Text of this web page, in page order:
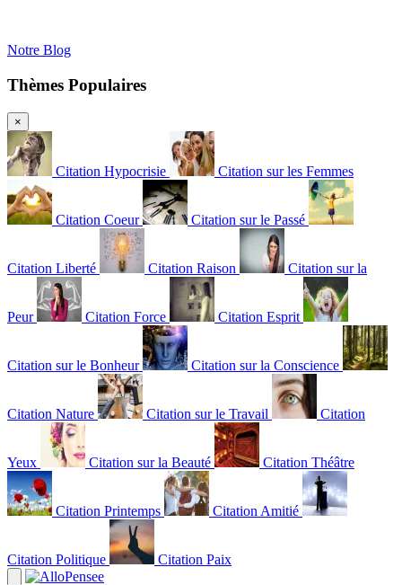
Notre Blog
Thèmes Populaires
×
Citation Hypocrisie Citation sur les Femmes
Citation Coeur Citation sur le Passé
Citation Liberté Citation Raison Citation sur la
Peur Citation Force Citation Esprit
Citation sur le Bonheur Citation sur la Conscience
Citation Nature Citation sur le Travail Citation
Yeux Citation sur la Beauté Citation Théâtre
Citation Printemps Citation Amitié
Citation Politique Citation Paix